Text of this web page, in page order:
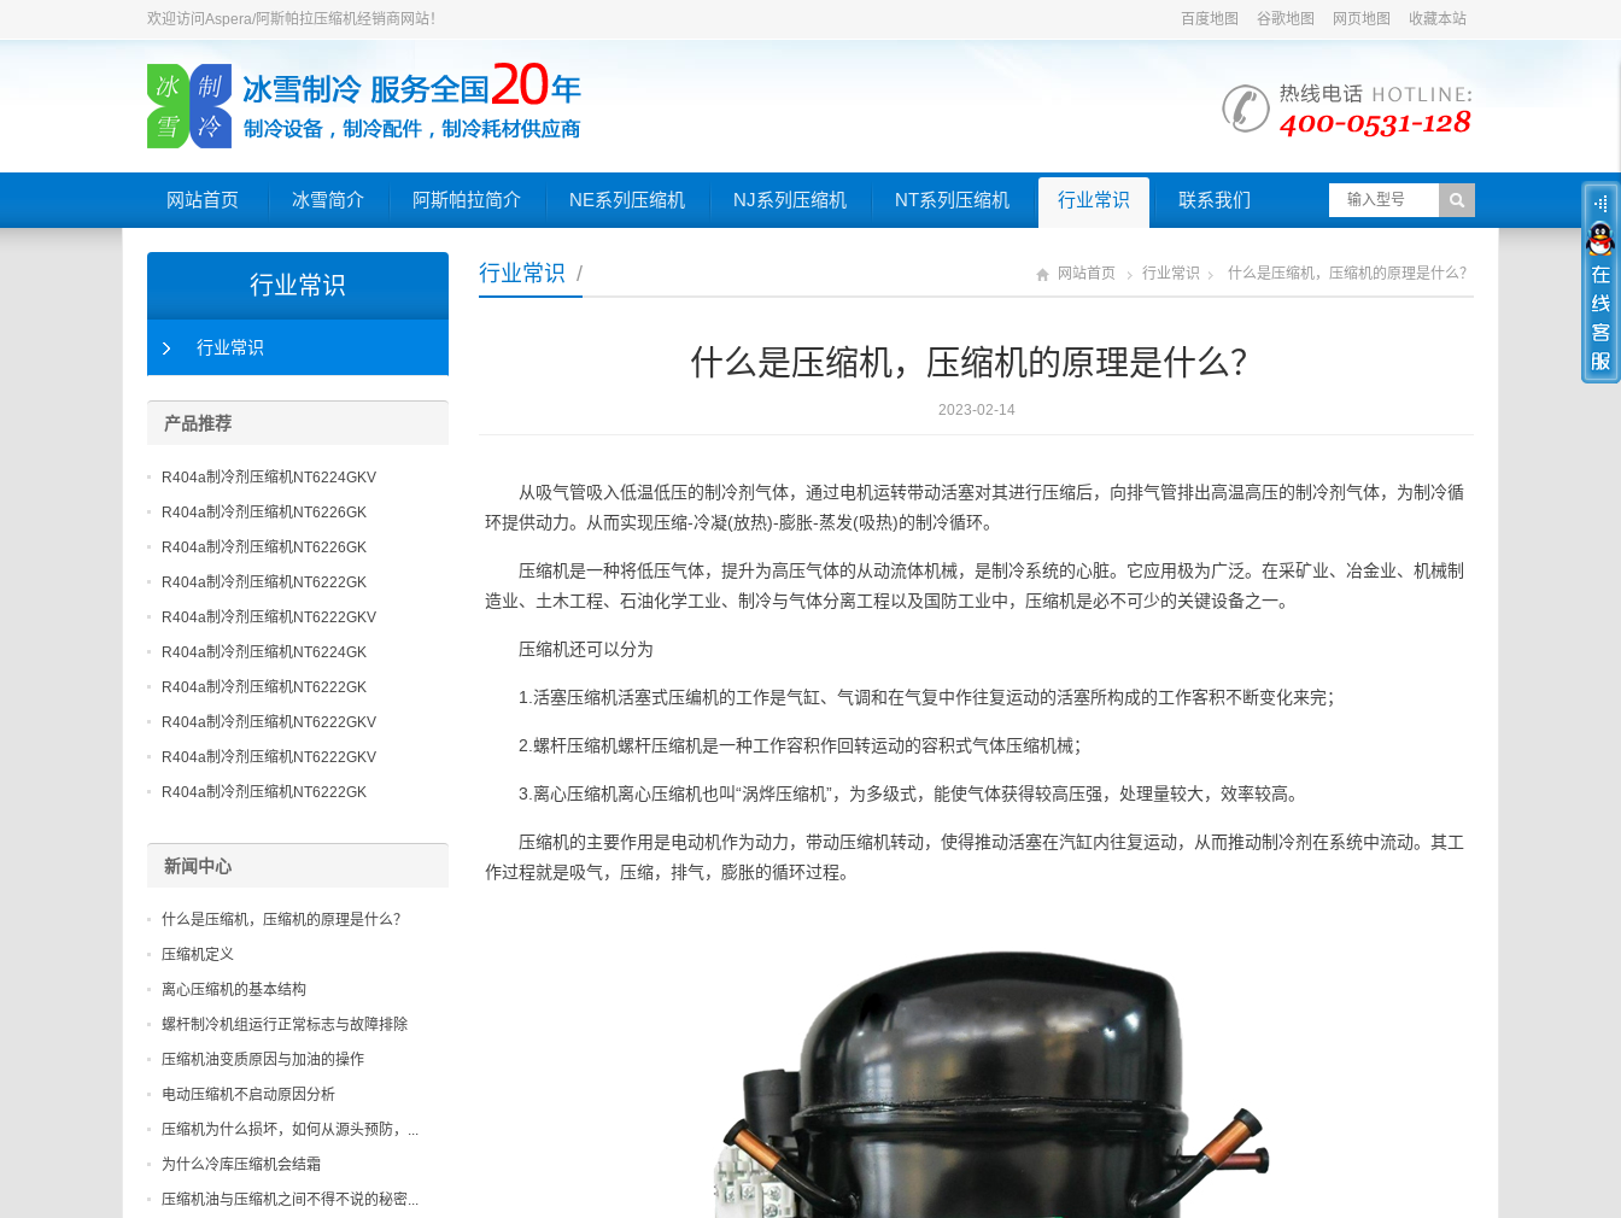
欢迎访问Aspera/阿斯帕拉压缩机经销商网站！ 百度地图 谷歌地图 网页地图 收藏本站
网站首页 冰雪简介 阿斯帕拉简介 NE系列压缩机 NJ系列压缩机 NT系列压缩机 行业常识 联系我们
行业常识 / 网站首页 行业常识 什么是压缩机，压缩机的原理是什么？
什么是压缩机，压缩机的原理是什么？
2023-02-14
从吸气管吸入低温低压的制冷剂气体，通过电机运转带动活塞对其进行压缩后，向排气管排出高温高压的制冷剂气体，为制冷循
环提供动力。从而实现压缩-冷凝(放热)-膨胀-蒸发(吸热)的制冷循环。
压缩机是一种将低压气体，提升为高压气体的从动流体机械，是制冷系统的心脏。它应用极为广泛。在采矿业、冶金业、机械制
造业、土木工程、石油化学工业、制冷与气体分离工程以及国防工业中，压缩机是必不可少的关键设备之一。
压缩机还可以分为
1.活塞压缩机活塞式压编机的工作是气缸、气调和在气复中作往复运动的活塞所构成的工作客积不断变化来完；
2.螺杆压缩机螺杆压缩机是一种工作容积作回转运动的容积式气体压缩机械；
3.离心压缩机离心压缩机也叫“涡烨压缩机”，为多级式，能使气体获得较高压强，处理量较大，效率较高。
压缩机的主要作用是电动机作为动力，带动压缩机转动，使得推动活塞在汽缸内往复运动，从而推动制冷剂在系统中流动。其工
作过程就是吸气，压缩，排气，膨胀的循环过程。
行业常识
行业常识
产品推荐
R404a制冷剂压缩机NT6224GKV
R404a制冷剂压缩机NT6226GK
R404a制冷剂压缩机NT6226GK
R404a制冷剂压缩机NT6222GK
R404a制冷剂压缩机NT6222GKV
R404a制冷剂压缩机NT6224GK
R404a制冷剂压缩机NT6222GK
R404a制冷剂压缩机NT6222GKV
R404a制冷剂压缩机NT6222GKV
R404a制冷剂压缩机NT6222GK
新闻中心
什么是压缩机，压缩机的原理是什么？
压缩机定义
离心压缩机的基本结构
螺杆制冷机组运行正常标志与故障排除
压缩机油变质原因与加油的操作
电动压缩机不启动原因分析
压缩机为什么损坏，如何从源头预防，...
为什么冷库压缩机会结霜
压缩机油与压缩机之间不得不说的秘密...